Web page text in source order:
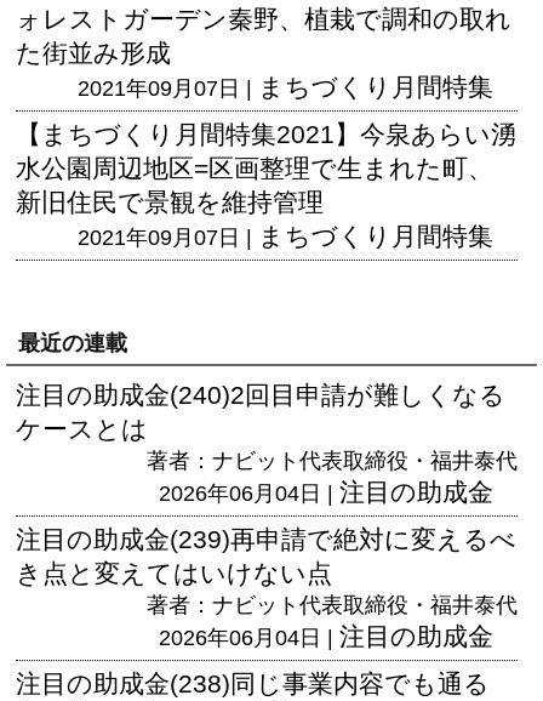
ォレストガーデン秦野、植栽で調和の取れ
た街並み形成
2021年09月07日 | まちづくり月間特集
【まちづくり月間特集2021】今泉あらい湧
水公園周辺地区=区画整理で生まれた町、
新旧住民で景観を維持管理
2021年09月07日 | まちづくり月間特集
最近の連載
注目の助成金(240)2回目申請が難しくなる
ケースとは
著者：ナビット代表取締役・福井泰代
2026年06月04日 | 注目の助成金
注目の助成金(239)再申請で絶対に変えるべ
き点と変えてはいけない点
著者：ナビット代表取締役・福井泰代
2026年06月04日 | 注目の助成金
注目の助成金(238)同じ事業内容でも通る